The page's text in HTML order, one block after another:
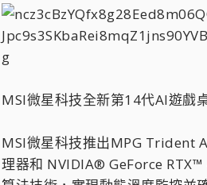
MSI微星科技全新第14代AI遊戲
MSI微星科技推出MPG Trident
理器和 NVIDIA® GeForce